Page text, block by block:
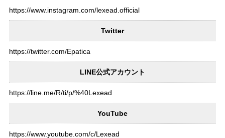
https://www.instagram.com/lexead.official
Twitter
https://twitter.com/Epatica
LINE公式アカウント
https://line.me/R/ti/p/%40Lexead
YouTube
https://www.youtube.com/c/Lexead